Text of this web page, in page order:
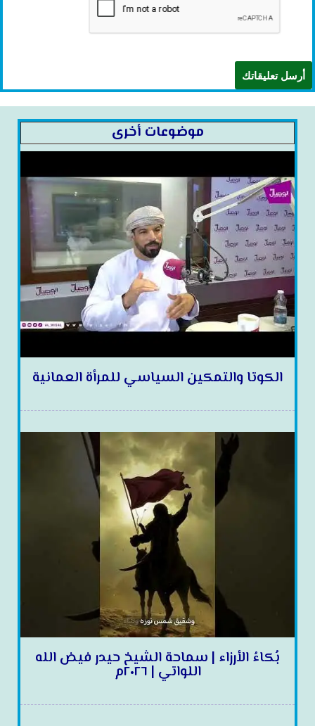
موضوعات أخرى
الكوتا والتمكين السياسي للمرأة العمانية
بُكاءُ الأرزاء | سماحة الشيخ حيدر فيض الله
اللواتي | ٢٠٢٦م